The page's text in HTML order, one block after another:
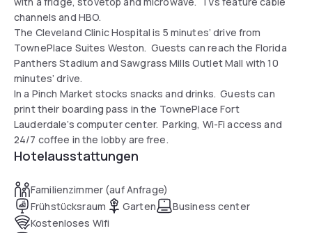
channels and HBO.
The Cleveland Clinic Hospital is 5 minutes’ drive from
TownePlace Suites Weston. Guests can reach the Florida
Panthers Stadium and Sawgrass Mills Outlet Mall with 10
minutes’ drive.
In a Pinch Market stocks snacks and drinks. Guests can
print their boarding pass in the TownePlace Fort
Lauderdale’s computer center. Parking, Wi-Fi access and
24/7 coffee in the lobby are free.
Hotelausstattungen
Familienzimmer (auf Anfrage)
Frühstücksraum
Garten
Business center
Kostenloses Wifi